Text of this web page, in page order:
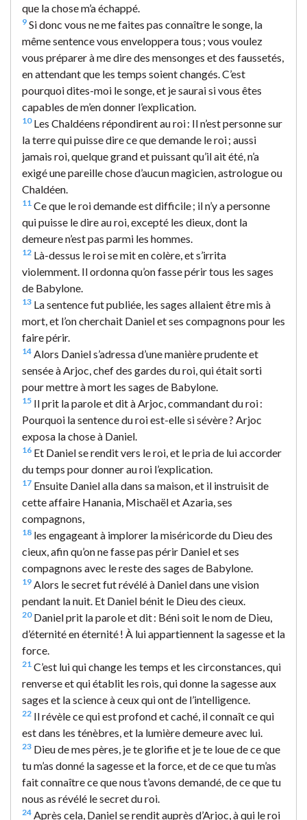
que la chose m’a échappé.
9 Si donc vous ne me faites pas connaître le songe, la
même sentence vous enveloppera tous ; vous voulez
vous préparer à me dire des mensonges et des faussetés,
en attendant que les temps soient changés. C’est
pourquoi dites-moi le songe, et je saurai si vous êtes
capables de m’en donner l’explication.
10Les Chaldéens répondirent au roi : Il n’est personne sur
la terre qui puisse dire ce que demande le roi ; aussi
jamais roi, quelque grand et puissant qu’il ait été, n’a
exigé une pareille chose d’aucun magicien, astrologue ou
Chaldéen.
11 Ce que le roi demande est difficile ; il n’y a personne
qui puisse le dire au roi, excepté les dieux, dont la
demeure n’est pas parmi les hommes.
12 Là-dessus le roi se mit en colère, et s’irrita
violemment. Il ordonna qu’on fasse périr tous les sages
de Babylone.
13 La sentence fut publiée, les sages allaient être mis à
mort, et l’on cherchait Daniel et ses compagnons pour les
faire périr.
14 Alors Daniel s’adressa d’une manière prudente et
sensée à Arjoc, chef des gardes du roi, qui était sorti
pour mettre à mort les sages de Babylone.
15 Il prit la parole et dit à Arjoc, commandant du roi :
Pourquoi la sentence du roi est-elle si sévère ? Arjoc
exposa la chose à Daniel.
16 Et Daniel se rendit vers le roi, et le pria de lui accorder
du temps pour donner au roi l’explication.
17 Ensuite Daniel alla dans sa maison, et il instruisit de
cette affaire Hanania, Mischaël et Azaria, ses
compagnons,
18 les engageant à implorer la miséricorde du Dieu des
cieux, afin qu’on ne fasse pas périr Daniel et ses
compagnons avec le reste des sages de Babylone.
19 Alors le secret fut révélé à Daniel dans une vision
pendant la nuit. Et Daniel bénit le Dieu des cieux.
20Daniel prit la parole et dit : Béni soit le nom de Dieu,
d’éternité en éternité ! À lui appartiennent la sagesse et la
force.
21 C’est lui qui change les temps et les circonstances, qui
renverse et qui établit les rois, qui donne la sagesse aux
sages et la science à ceux qui ont de l’intelligence.
22 Il révèle ce qui est profond et caché, il connaît ce qui
est dans les ténèbres, et la lumière demeure avec lui.
23 Dieu de mes pères, je te glorifie et je te loue de ce que
tu m’as donné la sagesse et la force, et de ce que tu m’as
fait connaître ce que nous t’avons demandé, de ce que tu
nous as révélé le secret du roi.
24 Après cela, Daniel se rendit auprès d’Arjoc, à qui le roi